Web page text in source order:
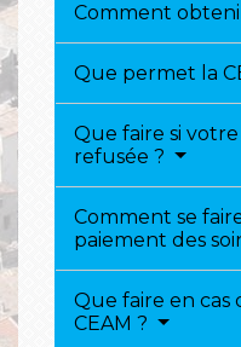
Comment
Que permet la
Que faire si votre
refusée ?
Comment se
paiement des
Que faire en cas
CEAM ?